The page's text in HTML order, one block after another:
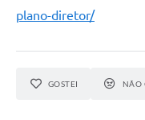
plano-diretor/
GOSTEI NÃO